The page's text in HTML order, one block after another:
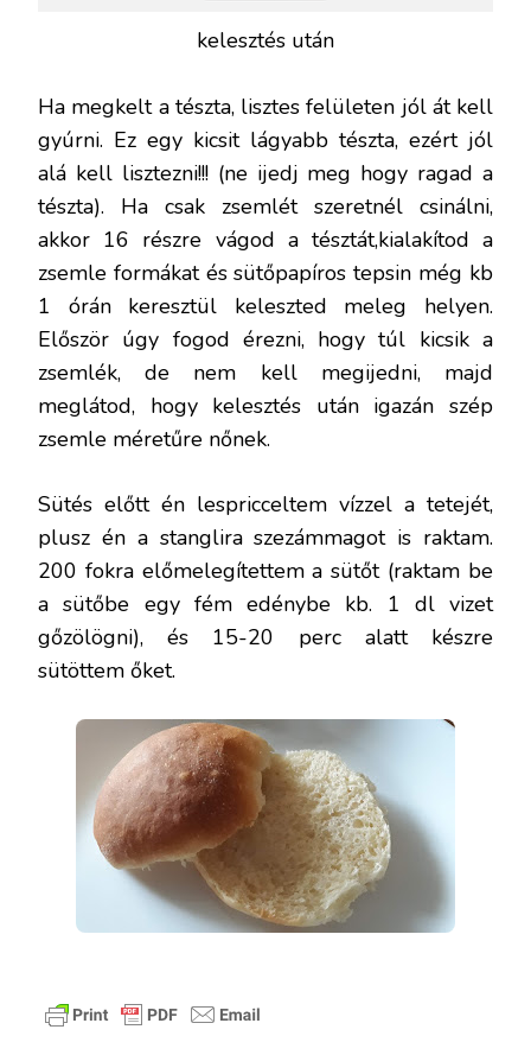
kelesztés után
Ha megkelt a tészta, lisztes felületen jól át kell
gyúrni. Ez egy kicsit lágyabb tészta, ezért jól
alá kell lisztezni!!! (ne ijedj meg hogy ragad a
tészta). Ha csak zsemlét szeretnél csinálni,
akkor 16 részre vágod a tésztát,kialakítod a
zsemle formákat és sütőpapíros tepsin még kb
1 órán keresztül keleszted meleg helyen.
Először úgy fogod érezni, hogy túl kicsik a
zsemlék, de nem kell megijedni, majd
meglátod, hogy kelesztés után igazán szép
zsemle méretűre nőnek.
Sütés előtt én lespricceltem vízzel a tetejét,
plusz én a stanglira szezámmagot is raktam.
200 fokra előmelegítettem a sütőt (raktam be
a sütőbe egy fém edénybe kb. 1 dl vizet
gőzölögni), és 15-20 perc alatt készre
sütöttem őket.